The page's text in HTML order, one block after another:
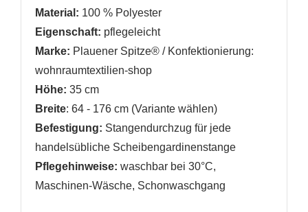
Material: 100 % Polyester
Eigenschaft: pflegeleicht
Marke: Plauener Spitze® / Konfektionierung:
wohnraumtextilien-shop
Höhe: 35 cm
Breite: 64 - 176 cm (Variante wählen)
Befestigung: Stangendurchzug für jede
handelsübliche Scheibengardinenstange
Pflegehinweise: waschbar bei 30°C,
Maschinen-Wäsche, Schonwaschgang